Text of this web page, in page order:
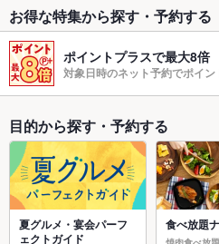
お得な特集から探す・予約する
ポイントプラスで最大8倍
対象日時のネット予約でポイ
目的から探す・予約する
夏グルメ・宴会パーフ
ェクトガイド
食べ放題